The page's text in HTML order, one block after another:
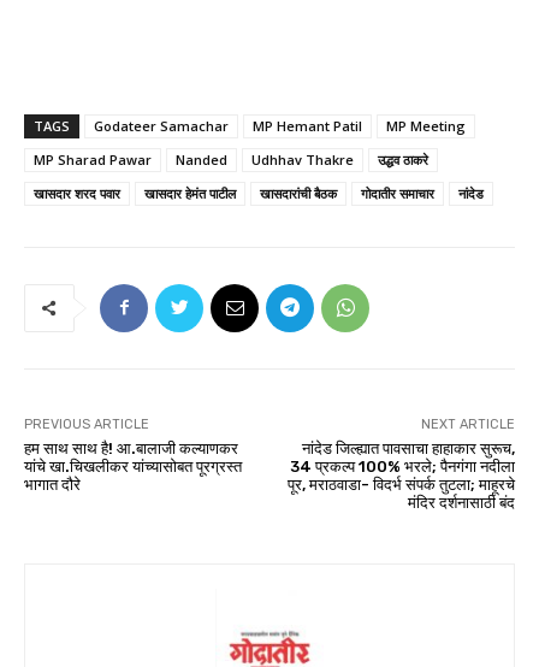
TAGS Godateer Samachar MP Hemant Patil
MP Meeting
MP Sharad Pawar
Nanded Udhhav Thakre
उद्धव ठाकरे
खासदार शरद पवार
खासदार हेमंत पाटील खासदारांची बैठक गोदातीर समाचार नांदेड
PREVIOUS ARTICLE
हम साथ साथ है! आ.बालाजी कल्याणकर
यांचे खा.चिखलीकर यांच्यासोबत पूरग्रस्त
भागात दौरे
NEXT ARTICLE
नांदेड जिल्ह्यात पावसाचा हाहाकार सुरूच,
34 प्रकल्प 100% भरले; पैनगंगा नदीला
पूर, मराठवाडा- विदर्भ संपर्क तुटला; माहूरचे
मंदिर दर्शनासाठी बंद